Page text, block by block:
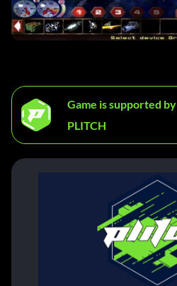
Game is supported by
PLITCH